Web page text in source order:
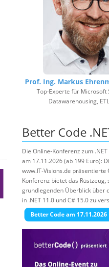
Prof. Ing. Markus
Top-Experte für Microsoft
Datawarehousing,
Better Code
Die Online-Konferenz zum
am 17.11.2026 (ab 199 Euro):
www.IT-Visions.de präsentierte
Konferenz bietet das Rüstzeug,
grundlegenden Überblick über
in .NET 11.0 und C# 15.0 zu
Better Code am 17.11.2026